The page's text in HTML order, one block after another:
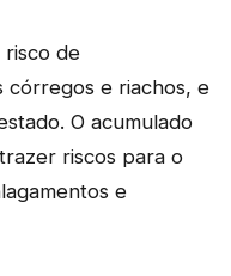
risco de
e riachos, e
O acumulado
riscos para o
e